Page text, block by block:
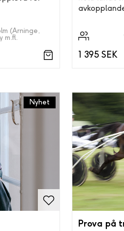
(Arninge,
m.fl.
1 395 SEK
Nyhet
Prova på